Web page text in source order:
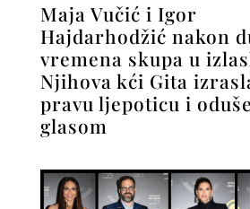
Maja Vučić i Igor
Hajdarhodžić nakon
vremena skupa u
Njihova kći Gita
pravu ljepoticu i
glasom